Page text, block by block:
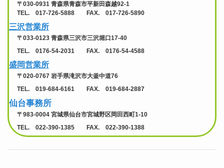
〒030-0931 青森県青森市平新田森越92-1
TEL. 017-726-5888 FAX. 017-726-5890
三沢営業所
〒033-0123 青森県三沢市三沢堀口17-40
TEL. 0176-54-2031 FAX. 0176-54-4588
盛岡営業所
〒020-0767 岩手県滝沢市大釜中道76
TEL. 019-684-6161 FAX. 019-684-2887
仙台事務所
〒983-0004 宮城県仙台市宮城野区岡田西町1-10
TEL. 022-390-1385 FAX. 022-390-1388